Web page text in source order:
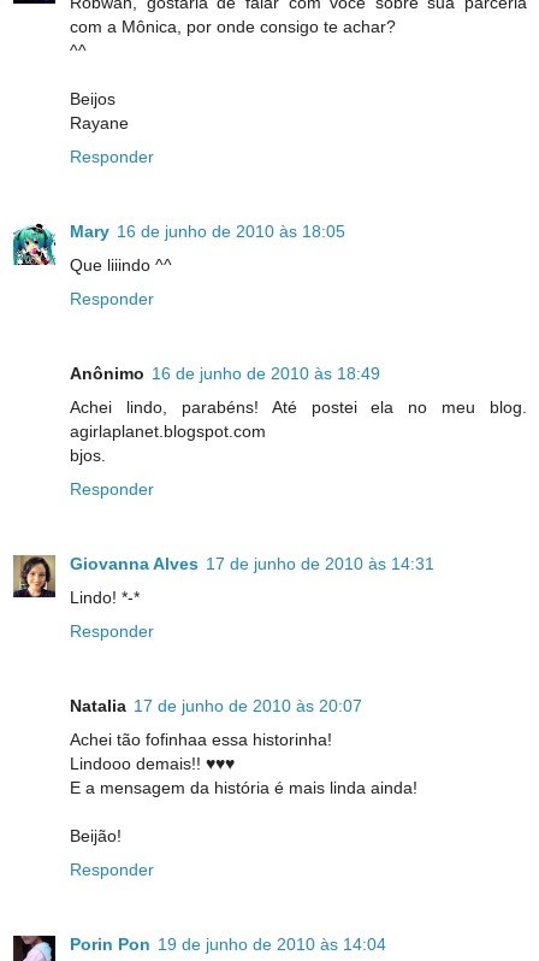
com a Mônica, por onde consigo te achar?
^^
Beijos
Rayane
Responder
Mary 16 de junho de 2010 às 18:05
Que liiindo ^^
Responder
Anônimo 16 de junho de 2010 às 18:49
Achei lindo, parabéns! Até postei ela no meu blog.
agirlaplanet.blogspot.com
bjos.
Responder
Giovanna Alves 17 de junho de 2010 às 14:31
Lindo! *-*
Responder
Natalia 17 de junho de 2010 às 20:07
Achei tão fofinhaa essa historinha!
Lindooo demais!! ♥♥♥
E a mensagem da história é mais linda ainda!
Beijão!
Responder
Porin Pon 19 de junho de 2010 às 14:04